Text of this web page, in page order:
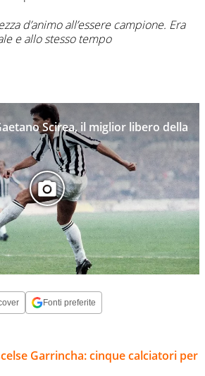
d’animo all’essere campione. Era
e allo stesso tempo
Scirea, il miglior libero della
Fonti preferite
Garrincha: cinque calciatori per